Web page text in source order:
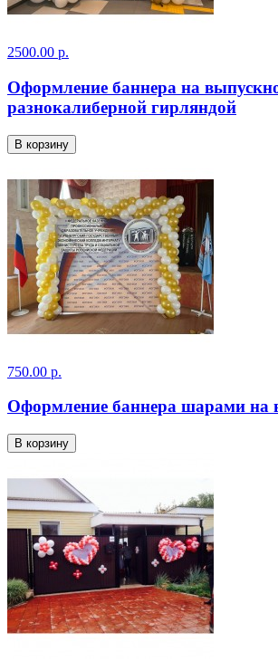
2500.00 р.
Оформление баннера на
разнокалиберной гирляндой
В корзину
750.00 р.
Оформление баннера шарами на
В корзину